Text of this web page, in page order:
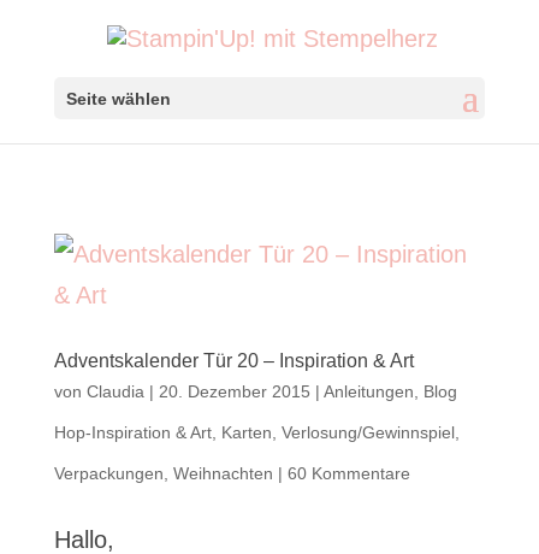
Seite wählen
Adventskalender Tür 20 – Inspiration & Art
von Claudia | 20. Dezember 2015 | Anleitungen Blog
Hop-Inspiration & Art, Karten Verlosung/Gewinnspiel,
Verpackungen Weihnachten | 60 Kommentare
Hallo,